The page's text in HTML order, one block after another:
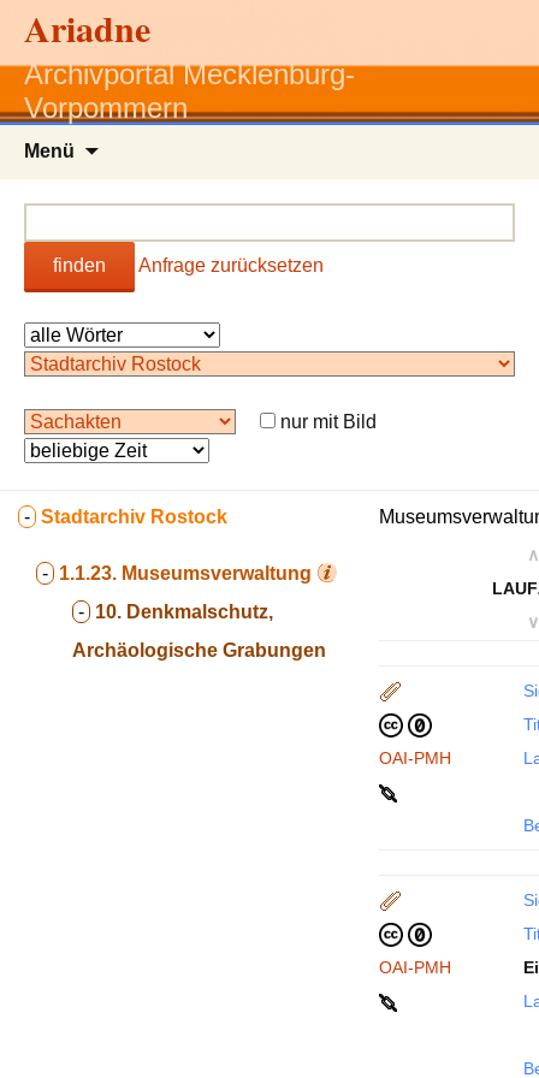
Ariadne
Archivportal Mecklenburg-
Vorpommern
Menü
finden Anfrage zurücksetzen
nur mit Bild
- Stadtarchiv Rostock
- 1.1.23. Museumsverwaltung
- 10. Denkmalschutz,
Archäologische Grabungen
∧
∨
OAI-PMH
OAI-PMH